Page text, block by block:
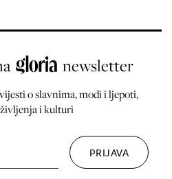
newsletter
o slavnima, modi i ljepoti,
i kulturi